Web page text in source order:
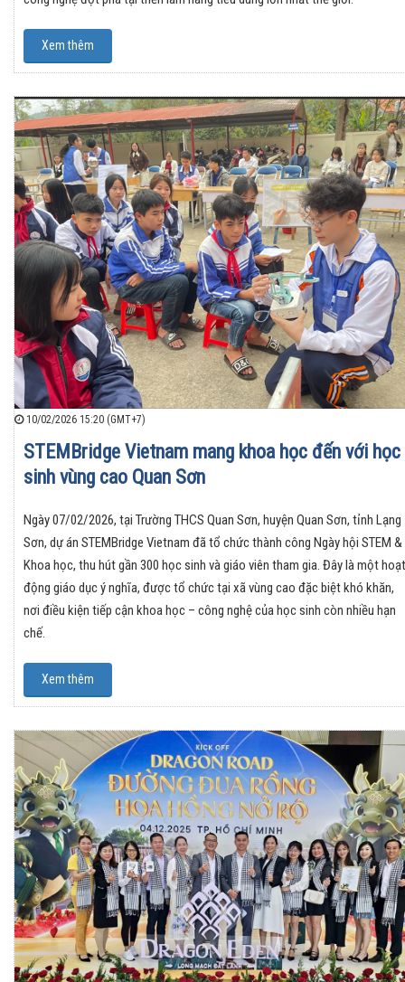
Xem thêm
10/02/2026 15:20 (GMT+7)
STEMBridge Vietnam mang khoa học đến với học
sinh vùng cao Quan Sơn
Ngày 07/02/2026, tại Trường THCS Quan Sơn, huyện Quan Sơn, tỉnh Lạng
Sơn, dự án STEMBridge Vietnam đã tổ chức thành công Ngày hội STEM &
Khoa học, thu hút gần 300 học sinh và giáo viên tham gia. Đây là một hoạt
động giáo dục ý nghĩa, được tổ chức tại xã vùng cao đặc biệt khó khăn,
nơi điều kiện tiếp cận khoa học – công nghệ của học sinh còn nhiều hạn
chế.
Xem thêm